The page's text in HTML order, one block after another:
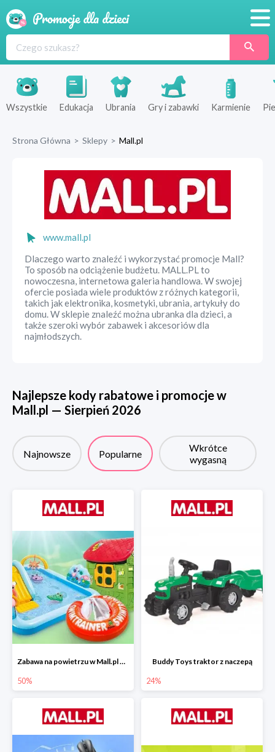
Produkty
Sklepy
Wszystkie Edukacja Ubrania Gry i zabawki Karmienie
Strona Główna > Sklepy > Mall.pl
www.mall.pl
Dlaczego warto znaleźć i wykorzystać promocje Mall?
To sposób na odciążenie budżetu. MALL.PL to
nowoczesna, internetowa galeria handlowa. W swojej
ofercie posiada wiele produktów z różnych kategorii,
takich jak elektronika, kosmetyki, ubrania, artykuły do
domu. W sklepie znaleźć można ubranka dla dzieci, a
także szeroki wybór zabawek i akcesoriów dla
najmłodszych.
Najlepsze kody rabatowe i promocje w
Mall.pl — Sierpień 2026
Najnowsze Popularne
Wkrótce
wygasną
Zabawa na powietrzu w Mall.pl do -50%
50%
Buddy Toys traktor z naczepą
24%